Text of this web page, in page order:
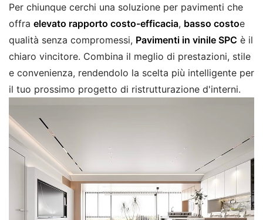
Per chiunque cerchi una soluzione per pavimenti che
offra elevato rapporto costo-efficacia, basso costoe
qualità senza compromessi, Pavimenti in vinile SPC è il
chiaro vincitore. Combina il meglio di prestazioni, stile
e convenienza, rendendolo la scelta più intelligente per
il tuo prossimo progetto di ristrutturazione d'interni.